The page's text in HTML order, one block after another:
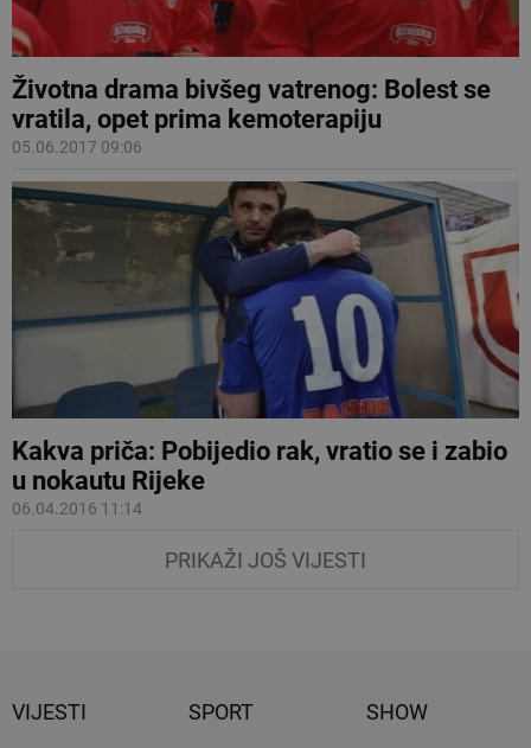
Životna drama bivšeg vatrenog: Bolest se
vratila, opet prima kemoterapiju
05.06.2017 09:06
Kakva priča: Pobijedio rak, vratio se i zabio
u nokautu Rijeke
06.04.2016 11:14
PRIKAŽI JOŠ VIJESTI
VIJESTI SPORT SHOW